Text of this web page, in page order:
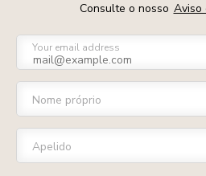
Consulte o nosso Aviso
Your email address
Nome próprio
Apelido